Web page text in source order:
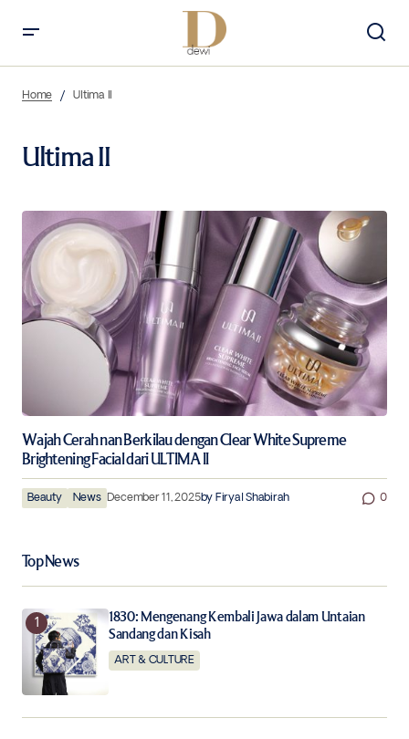
Home Ultima II
Ultima II
Wajah Cerah nan Berkilau dengan Clear White Supreme
Brightening Facial dari ULTIMA II
Beauty News December 11, 2025by Firyal Shabirah 0
Top News
1830: Mengenang Kembali Jawa dalam Untaian
Sandang dan Kisah
ART & CULTURE